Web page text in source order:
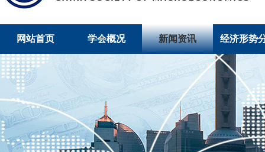
网站首页 学会概况
学术委员会
学会领导
新闻资讯
党建动态
学会动态
经济形势
经济数据
数说经济
经济运行与